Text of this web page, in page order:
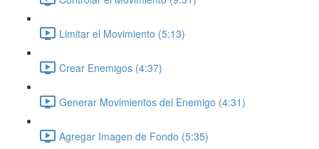
Limitar el Movimiento (5:13)
Crear Enemigos (4:37)
Generar Movimientos del Enemigo (4:31)
Agregar Imagen de Fondo (5:35)